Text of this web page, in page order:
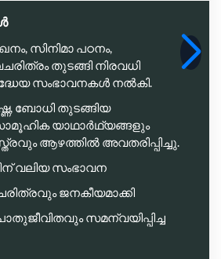
സിനിമാ പഠനം,
തുടങ്ങി നിരവധി
സംഭാവനകൾ നൽകി.
ബോധി തുടങ്ങിയ
യാഥാർഥ്യങ്ങളും
ആഴത്തിൽ അവതരിപ്പിച്ചു.
വലിയ സംഭാവന
ജനകീയമാക്കി
സമന്വയിപ്പിച്ച